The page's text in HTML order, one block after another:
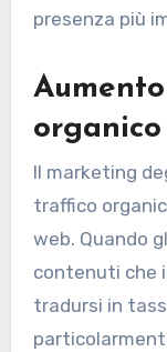
presenza più
organico
Il marketing
traffico
web. Quando
contenuti che
tradursi in